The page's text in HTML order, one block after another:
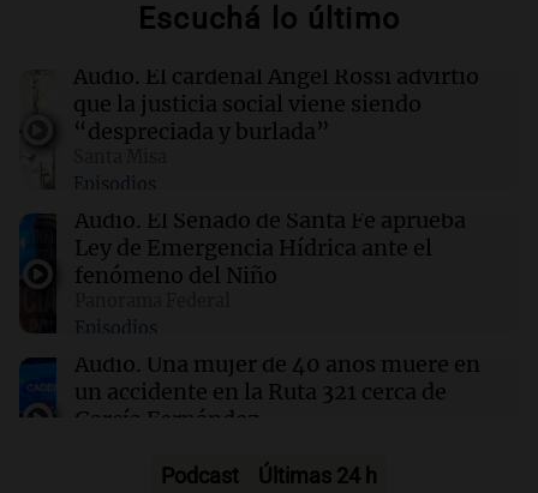
Un local en Dock Sud que hace reír a los chicos
a cambio de un pancho
El juicio a "Pity" Álvarez por el asesinato de
Cristian Díaz en Villa Lugano iniciará este
lunes
No se detectan casos de ébola en barco fluvial
en cuarentena cerca de Kinshasa, Congo
Escuchá lo último
Audio. El cardenal Ángel Rossi advirtió
que la justicia social viene siendo
“despreciada y burlada”
Episodios
Audio. El Senado de Santa Fe aprueba
Ley de Emergencia Hídrica ante el
fenómeno del Niño
Episodios
Audio. Una mujer de 40 años muere en
un accidente en la Ruta 321 cerca de
García Fernández
Podcast Últimas 24 h